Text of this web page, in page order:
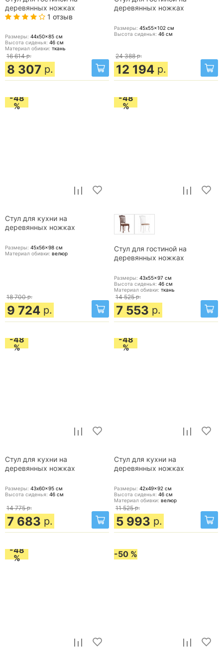
деревянных ножках
1 отзыв
Размеры: 44x50x85 см
Высота сиденья: 46 см
Материал обивки: ткань
16 614 р.
8 307 р.
деревянных ножках
Размеры: 45x55x102 см
Высота сиденья: 46 см
24 388 р.
12 194 р.
-48
%
Стул для кухни на
деревянных ножках
Размеры: 45x56x98 см
Материал обивки: велюр
18 700 р.
9 724 р.
-48
%
Стул для гостиной на
деревянных ножках
Размеры: 43x55x97 см
Высота сиденья: 46 см
Материал обивки: ткань
14 525 р.
7 553 р.
-48
%
Стул для кухни на
деревянных ножках
Размеры: 43x60x95 см
Высота сиденья: 46 см
14 775 р.
7 683 р.
-48
%
Стул для кухни на
деревянных ножках
Размеры: 42x49x92 см
Высота сиденья: 46 см
Материал обивки: велюр
11 525 р.
5 993 р.
-48
%
-50 %